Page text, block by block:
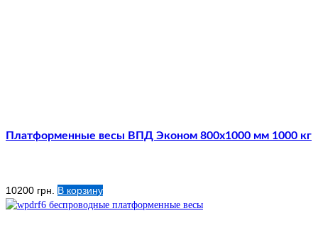
Платформенные весы ВПД Эконом 800х1000 мм 1000 кг
10200 грн. В корзину